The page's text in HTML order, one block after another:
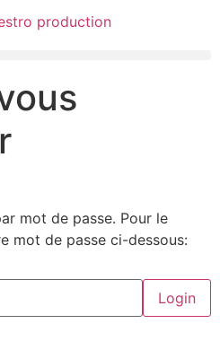
mot de passe. Pour le
mot de passe ci-dessous: